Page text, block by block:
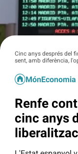
Cinc anys després del
sent, amb diferència,
MónEconomia
Renfe
cinc anys